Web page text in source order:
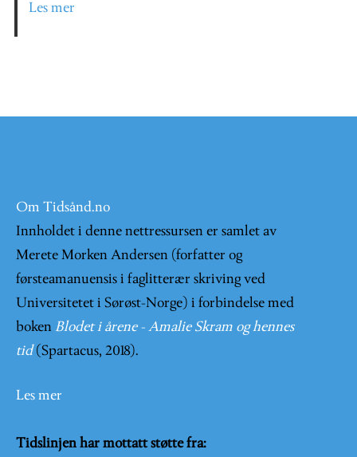
Les mer
Om Tidsånd.no
Innholdet i denne nettressursen er samlet av
Merete Morken Andersen (forfatter og
førsteamanuensis i faglitterær skriving ved
Universitetet i Sørøst-Norge) i forbindelse med
boken Blodet i årene - Amalie Skram og hennes
tid (Spartacus, 2018).
Les mer
Tidslinjen har mottatt støtte fra: